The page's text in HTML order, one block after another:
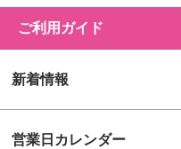
ご利用ガイド
新着情報
営業日カレンダー